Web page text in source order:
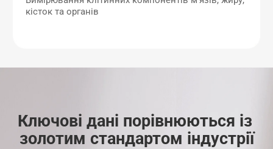
кісток та органів
Ключові дані порівнюються із
золотим стандартом індустрії